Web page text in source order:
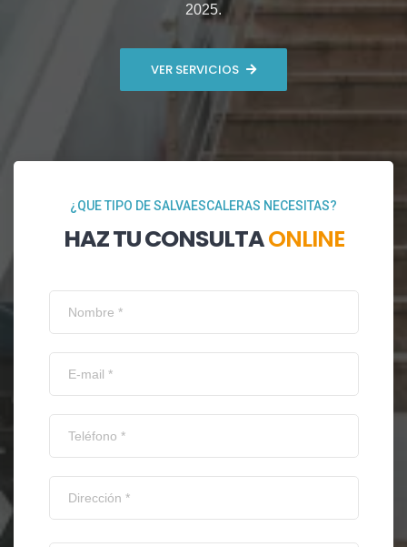
2025.
VER SERVICIOS
¿QUE TIPO DE SALVAESCALERAS NECESITAS?
HAZ TU CONSULTAONLINE